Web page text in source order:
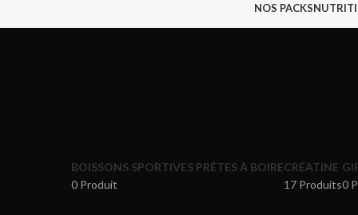
NOS PACKS
BOISSONS SPORTIVES PRÊTES À BOIRE
0 Produit
CRÉATINE
17 Produits0